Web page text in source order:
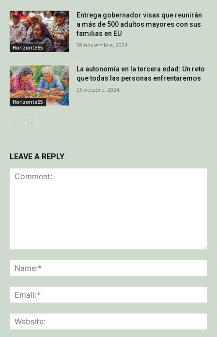
Horizonte65
Entrega gobernador visas que reunirán
a más de 500 adultos mayores con sus
familias en EU
28 noviembre, 2024
Horizonte65
La autonomía en la tercera edad: Un reto
que todas las personas enfrentaremos
25 octubre, 2024
LEAVE A REPLY